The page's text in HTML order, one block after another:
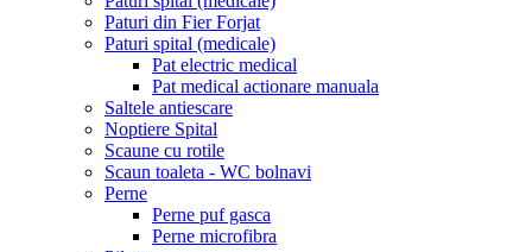
Paturi din Fier Forjat
Paturi spital (medicale)
Pat electric medical
Pat medical actionare manuala
Saltele antiescare
Noptiere Spital
Scaune cu rotile
Scaun toaleta - WC bolnavi
Perne
Perne puf gasca
Perne microfibra